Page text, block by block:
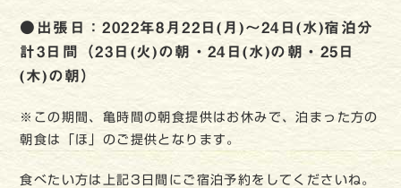
●出張日：2022年8月22日(月)～24日(水)宿泊分
計3日間（23日(火)の朝・24日(水)の朝・25日
(木)の朝）
※この期間、亀時間の朝食提供はお休みで、泊まった方の
朝食は「ほ」のご提供となります。
食べたい方は上記3日間にご宿泊予約をしてくださいね。